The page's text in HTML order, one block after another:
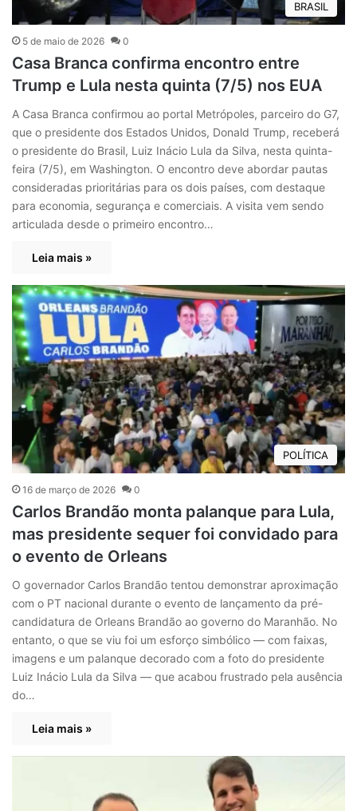
BRASIL
5 de maio de 2026 0
Casa Branca confirma encontro entre
Trump e Lula nesta quinta (7/5) nos EUA
A Casa Branca confirmou ao portal Metrópoles, parceiro do G7,
que o presidente dos Estados Unidos, Donald Trump, receberá
o presidente do Brasil, Luiz Inácio Lula da Silva, nesta quinta-
feira (7/5), em Washington. O encontro deve abordar pautas
consideradas prioritárias para os dois países, com destaque
para economia, segurança e comerciais. A visita vem sendo
articulada desde o primeiro encontro…
Leia mais »
POLÍTICA
16 de março de 2026 0
Carlos Brandão monta palanque para Lula,
mas presidente sequer foi convidado para
o evento de Orleans
O governador Carlos Brandão tentou demonstrar aproximação
com o PT nacional durante o evento de lançamento da pré-
candidatura de Orleans Brandão ao governo do Maranhão. No
entanto, o que se viu foi um esforço simbólico — com faixas,
imagens e um palanque decorado com a foto do presidente
Luiz Inácio Lula da Silva — que acabou frustrado pela ausência
do…
Leia mais »